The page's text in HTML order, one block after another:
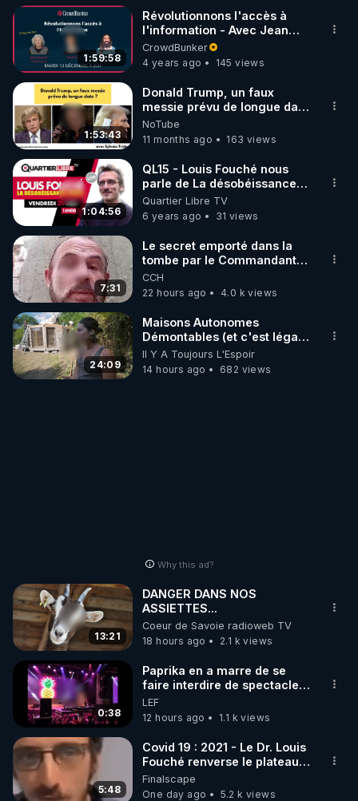
• Twitter (X) : https://twitter.com/LLP_Le_Vrai
• Telegram - canal d'info :
https://t.me/Salim_Laibi_LLP
👉 AMÉLIE PAUL
• Tous ses liens : http://ameliepaul.com
• Crowdbunker :
https://crowdbunker.com/@Amelie_Paul
• Facebook :
https://www.facebook.com/ameliepaulfanpage
• Odysee : https://odysee.com/@ameliepaul
• Rumble : https://rumble.com/user/ameliepaul
• Twitter : https://twitter.com/Amelie_Paul
• Youtube :
https://www.youtube.com/@AmeliePaulVerite
• Youtube :
https://www.youtube.com/@ChaineEntoutefranchis
e
• Telegram - canal d'info : https://t.me/amelie_paul
1:59:58
Révolutionnons l'accès à
l'information - Avec Jean
Jacques Crèvecoeur,
Matthieu et Hayssam
Hoballah
CrowdBunker
4 years ago
145 views
1:53:43
Donald Trump, un faux
messie prévu de longue date
?
NoTube
11 months ago
163 views
1:04:56
QL15 - Louis Fouché nous
parle de La désobéissance
civile
Quartier Libre TV
6 years ago
31 views
7:31
Le secret emporté dans la
tombe par le Commandant
Cousteau le 25 juin 1997
CCH
22 hours ago
4.0 k views
24:09
Maisons Autonomes
Démontables (et c'est légal).
Visite éco village en
Bretagne
Il Y A Toujours L'Espoir
14 hours ago
682 views
Why this ad?
13:21
DANGER DANS NOS
ASSIETTES...
Coeur de Savoie radioweb TV
18 hours ago
2.1 k views
0:38
Paprika en a marre de se
faire interdire de spectacle.
Elle décide donc de devenir
DJ !
LEF
12 hours ago
1.1 k views
5:48
Covid 19 : 2021 - Le Dr. Louis
Fouché renverse le plateau
de CNews !
Finalscape
One day ago
5.2 k views